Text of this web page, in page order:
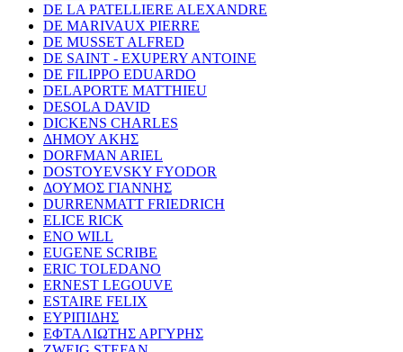
DE LA PATELLIERE ALEXANDRE
DE MARIVAUX PIERRE
DE MUSSET ALFRED
DE SAINT - EXUPERY ANTOINE
DE FILIPPO EDUARDO
DELAPORTE MATTHIEU
DESOLA DAVID
DICKENS CHARLES
ΔΗΜΟΥ ΑΚΗΣ
DORFMAN ARIEL
DOSTOYEVSKY FYODOR
ΔΟΥΜΟΣ ΓΙΑΝΝΗΣ
DURRENMATT FRIEDRICH
ELICE RICK
ENO WILL
EUGENE SCRIBE
ERIC TOLEDANO
ERNEST LEGOUVE
ESTAIRE FELIX
ΕΥΡΙΠΙΔΗΣ
ΕΦΤΑΛΙΩΤΗΣ ΑΡΓΥΡΗΣ